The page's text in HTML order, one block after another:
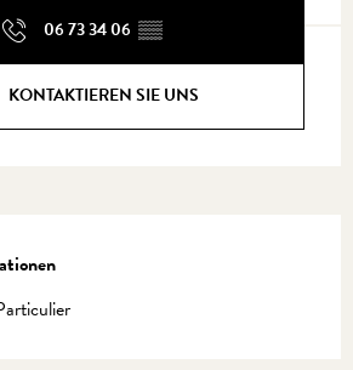
06 73 34 06 ▒▒
KONTAKTIEREN SIE UNS